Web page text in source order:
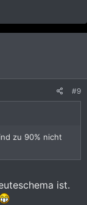
#9
zu 90% nicht
ist.